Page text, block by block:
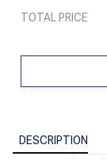
TOTAL PRICE
DESCRIPTION